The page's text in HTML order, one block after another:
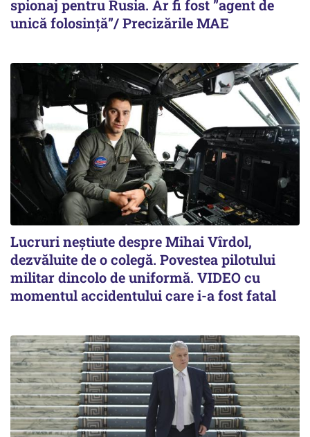
spionaj pentru Rusia. Ar fi fost ”agent de
unică folosință”/ Precizările MAE
Lucruri neștiute despre Mihai Vîrdol,
dezvăluite de o colegă. Povestea pilotului
militar dincolo de uniformă. VIDEO cu
momentul accidentului care i-a fost fatal